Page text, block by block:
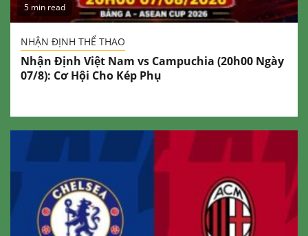
5 min read
NHẬN ĐỊNH THỂ THAO
Nhận Định Việt Nam vs Campuchia (20h00 Ngày
07/8): Cơ Hội Cho Kép Phụ